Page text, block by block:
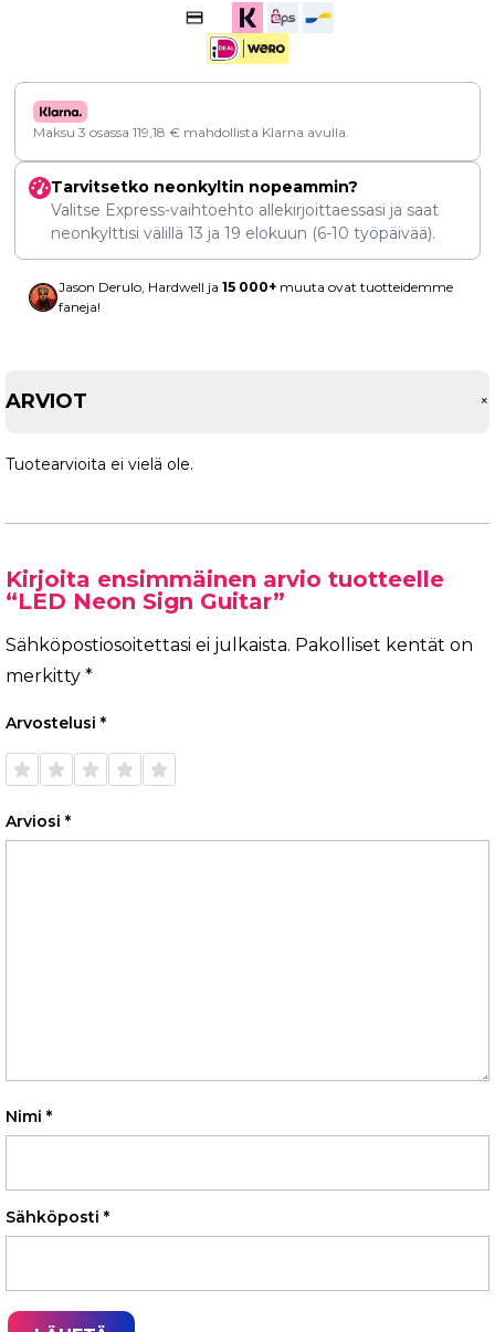
Maksu 3 osassa 119,18 € mahdollista Klarna avulla.
Tarvitsetko neonkyltin nopeammin?
Valitse Express-vaihtoehto allekirjoittaessasi ja saat
neonkylttisi välillä 13 ja 19 elokuun (6-10 työpäivää).
Jason Derulo, Hardwell ja 15 000+ muuta ovat tuotteidemme
faneja!
ARVIOT +
Tuotearvioita ei vielä ole.
Kirjoita ensimmäinen arvio tuotteelle
“LED Neon Sign Guitar”
Sähköpostiosoitettasi ei julkaista. Pakolliset kentät on
merkitty *
Arvostelusi *
1/5
tähteä
2/5
tähteä
3/5
tähteä
4/5
tähteä
5/5
tähteä
Arviosi *
Nimi *
Sähköposti *